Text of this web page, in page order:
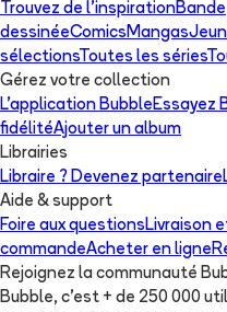
Trouvez de l'inspirationBande
dessinéeComicsMangas
sélectionsToutes les séries
Gérez votre collection
L'application BubbleEssayez
fidélitéAjouter un album
Librairies
Libraire ? Devenez partenaire
Aide & support
Foire aux questionsLivraison
commandeAcheter en ligne
Rejoignez la communauté
Bubble, c'est + de 250 000